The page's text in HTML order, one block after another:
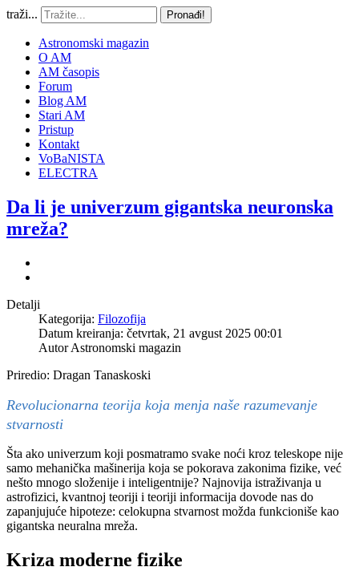
traži... Pronađi!
Astronomski magazin
O AM
AM časopis
Forum
Blog AM
Stari AM
Pristup
Kontakt
VoBaNISTA
ELECTRA
Da li je univerzum gigantska neuronska
mreža?
Detalji
Kategorija: Filozofija
Datum kreiranja: četvrtak, 21 avgust 2025 00:01
AutorAstronomski magazin
Priredio: Dragan Tanaskoski
Revolucionarna teorija koja menja naše razumevanje
stvarnosti
Šta ako univerzum koji posmatramo svake noći kroz teleskope nije
samo mehanička mašinerija koja se pokorava zakonima fizike, već
nešto mnogo složenije i inteligentnije? Najnovija istraživanja u
astrofizici, kvantnoj teoriji i teoriji informacija dovode nas do
zapanjujuće hipoteze: celokupna stvarnost možda funkcioniše kao
gigantska neuralna mreža.
Kriza moderne fizike